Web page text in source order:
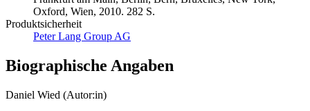
Oxford, Wien, 2010. 282 S.
Produktsicherheit
Peter Lang Group AG
Biographische Angaben
Daniel Wied (Autor:in)